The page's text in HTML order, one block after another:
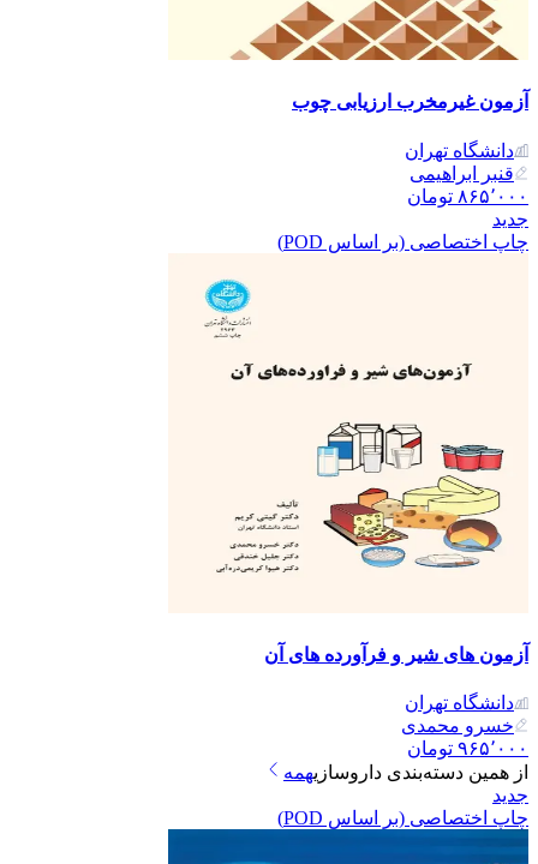
آزمون غیرمخرب ارزیابی چوب
دانشگاه تهران
قنبر ابراهیمی
۸۶۵٬۰۰۰ تومان
جدید
چاپ اختصاصی (بر اساس POD)
آزمون های شیر و فرآورده های آن
دانشگاه تهران
خسرو محمدی
۹۶۵٬۰۰۰ تومان
از همین دسته‌بندی داروسازیهمه
جدید
چاپ اختصاصی (بر اساس POD)